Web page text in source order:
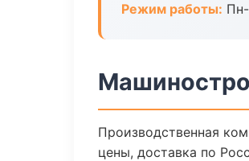
Режим работы:
Производственная
цены, доставка по